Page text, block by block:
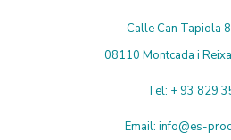
Calle Can Tapiola
08110 Montcada i
Tel: + 93 829
Email: info@es-